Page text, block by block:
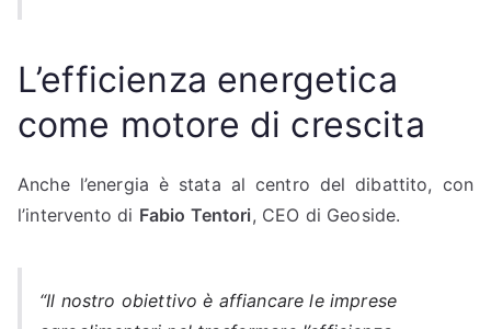
L’efficienza energetica
come motore di crescita
Anche l’energia è stata al centro del dibattito, con
l’intervento di Fabio Tentori, CEO di Geoside.
“Il nostro obiettivo è affiancare le imprese